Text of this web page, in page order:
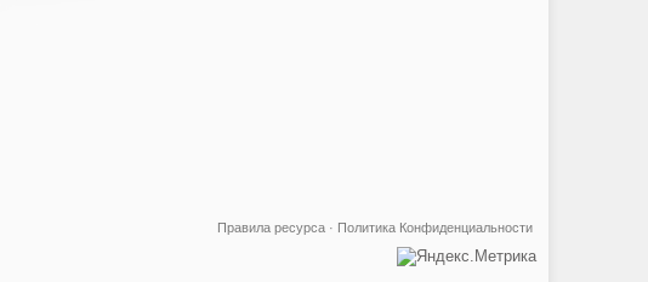
Политика Конфиденциальности
Правила ресурса ·